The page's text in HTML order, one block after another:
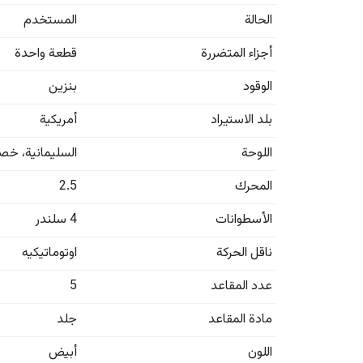
الحالة
المستخدم
أجزاء المتضررة
قطعة واحدة
الوقود
بنزين
بلد الاستيراد
أمريكية
اللوحة
السليمانية،
المحرك
2.5
الأسطوانات
4 سلندر
ناقل الحركة
اوتوماتيكيه
عدد المقاعد
5
مادة المقاعد
جلد
اللون
أبيض